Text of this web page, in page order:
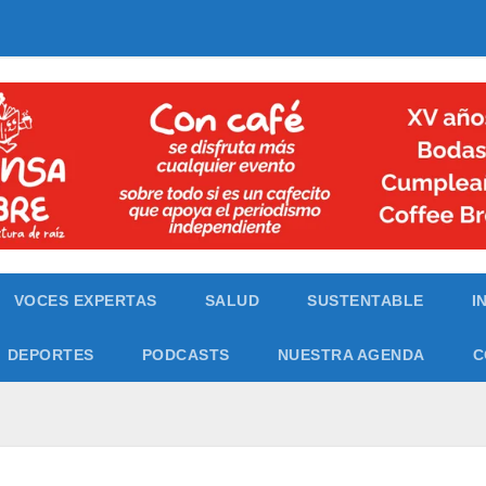
VOCES EXPERTAS SALUD SUSTENTABLE
DEPORTES PODCASTS NUESTRA AGENDA